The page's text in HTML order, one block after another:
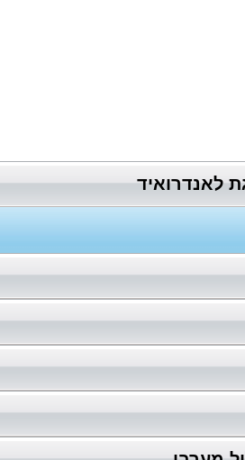
לאנדרואיד